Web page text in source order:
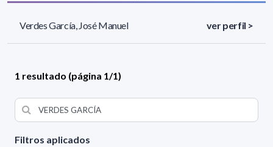
Filtros aplicados
Verdes García, José Manuel ver perfil >
1 resultado (página 1/1)